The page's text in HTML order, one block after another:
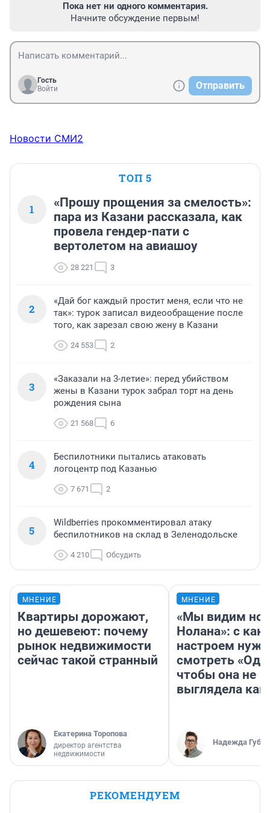
Пока нет ни одного комментария.
Начните обсуждение первым!
Гость
Войти
Отправить
Новости СМИ2
ТОП 5
1
«Прошу прощения за смелость»:
пара из Казани рассказала, как
провела гендер-пати с
вертолетом на авиашоу
28 221 3
2
«Дай бог каждый простит меня, если что не
так»: турок записал видеообращение после
того, как зарезал свою жену в Казани
24 553 2
3
«Заказали на 3-летие»: перед убийством
жены в Казани турок забрал торт на день
рождения сына
21 568 6
4
Беспилотники пытались атаковать
логоцентр под Казанью
7 671 2
5
Wildberries прокомментировал атаку
беспилотников на склад в Зеленодольске
4 210 Обсудить
МНЕНИЕ
Квартиры дорожают,
но дешевеют: почему
рынок недвижимости
сейчас такой странный
Екатерина Торопова
директор агентства
недвижимости
МНЕНИЕ
«Мы видим
Нолана»: с
настроем
смотреть
чтобы она не
выглядела как
Надежда
РЕКОМЕНДУЕМ